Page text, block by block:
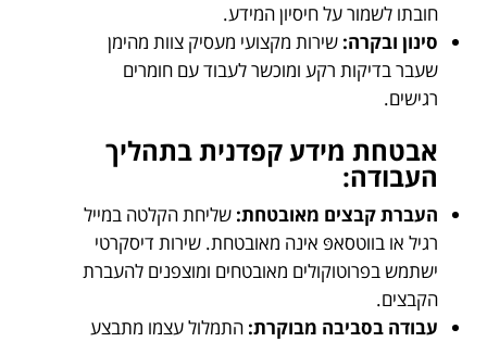
חובתו לשמור על חיסיון המידע.
סינון ובקרה: שירות מקצועי מעסיק צוות מהימן
שעבר בדיקות רקע ומוכשר לעבוד עם חומרים
רגישים.
אבטחת מידע קפדנית בתהליך
העבודה:
העברת קבצים מאובטחת: שליחת הקלטה במייל
רגיל או בווטסאפּ אינה מאובטחת. שירות דיסקרטי
ישתמש בפרוטוקולים מאובטחים ומוצפנים להעברת
הקבצים.
עבודה בסביבה מבוקרת: התמלול עצמו מתבצע